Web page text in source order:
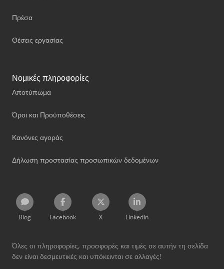
Πρέσα
Θέσεις εργασίας
Νομικές πληροφορίες
Αποτύπωμα
Όροι και Προϋποθέσεις
Κανόνες αγοράς
Δήλωση προστασίας προσωπικών δεδομένων
Blog Facebook X LinkedIn
Όλες οι πληροφορίες, προσφορές και τιμές σε αυτήν τη σελίδα
δεν είναι δεσμευτικές και υπόκεινται σε αλλαγές!